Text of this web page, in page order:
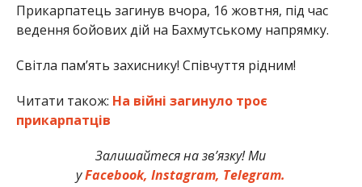
Прикарпатець загинув вчора, 16 жовтня, під час
ведення бойових дій на Бахмутському напрямку.
Світла пам’ять захиснику! Співчуття рідним!
Читати також: На війні загинуло троє
прикарпатців
Залишайтеся на зв’язку! Ми
уFacebook,Instagram, Telegram.